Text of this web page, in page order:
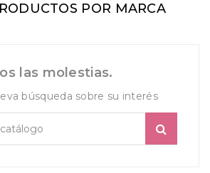
POR MARCA
las molestias.
búsqueda sobre su interés